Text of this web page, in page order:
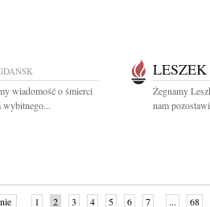
wiadomość o śmierci
wybitnego...
LESZEK
Żegnamy
nam
1 2 3 4 5 6 7 ... 68